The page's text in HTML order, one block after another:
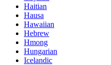
Haitian
Hausa
Hawaiian
Hebrew
Hmong
Hungarian
Icelandic